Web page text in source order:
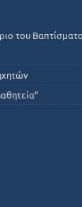
του